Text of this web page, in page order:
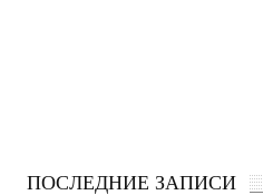
ПОСЛЕДНИЕ ЗАПИСИ